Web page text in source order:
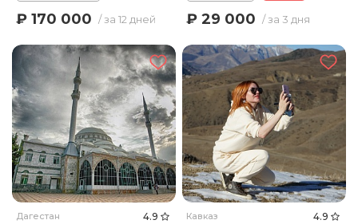
₽ 170 000 / за 12 дней ₽ 29 000 / за 3 дня
Дагестан 4.9 Кавказ 4.9